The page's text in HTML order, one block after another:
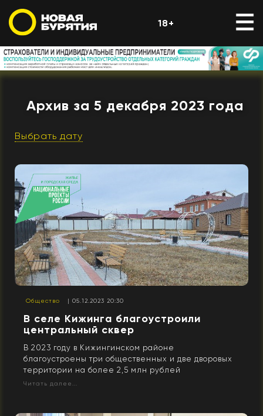
18+
Архив за 5 декабря 2023 года
Выбрать дату
Общество | 05.12.2023 20:30
В селе Кижинга благоустроили
центральный сквер
В 2023 году в Кижингинском районе
благоустроены три общественных и две дворовых
территории на более 2,5 млн рублей
Читать далее...